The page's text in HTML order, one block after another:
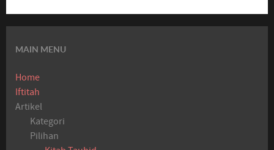
MAIN MENU
Home
Iftitah
Artikel
Kategori
Pilihan